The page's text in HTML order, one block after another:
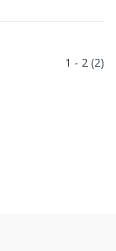
1 - 2 (2)